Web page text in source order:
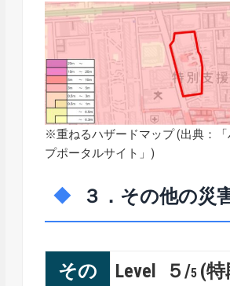
※重ねるハザードマップ (出典：「
プポータルサイト 」)
３．その他の災
その
Level ５/5 (特